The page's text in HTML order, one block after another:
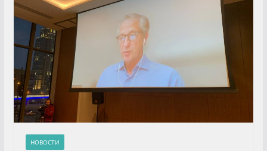
НОВОСТИ